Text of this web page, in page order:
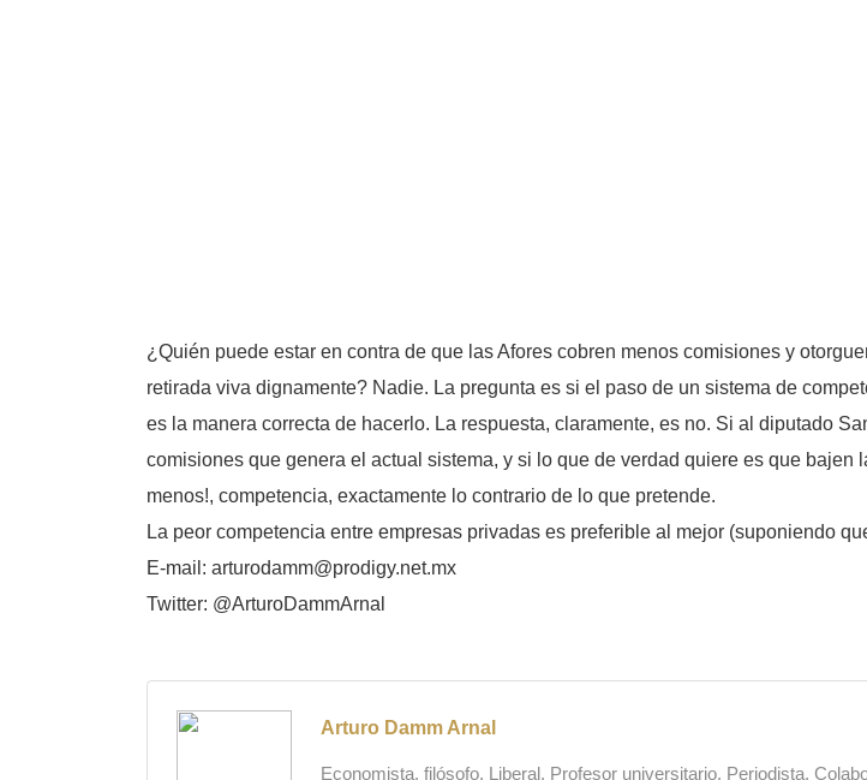
¿Quién puede estar en contra de que las Afores cobren menos comisiones y
retirada viva dignamente? Nadie. La pregunta es si el paso de un sistema de
es la manera correcta de hacerlo. La respuesta, claramente, es no. Si al diputado
comisiones que genera el actual sistema, y si lo que de verdad quiere es que
menos!, competencia, exactamente lo contrario de lo que pretende.
La peor competencia entre empresas privadas es preferible al mejor (suponiendo
E-mail: arturodamm@prodigy.net.mx
Twitter: @ArturoDammArnal
Arturo Damm Arnal
Economista, filósofo. Liberal. Profesor universitario. Periodista.